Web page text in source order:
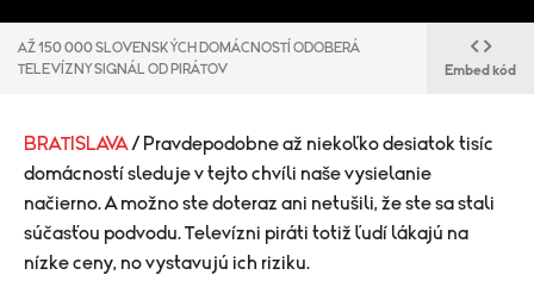
AŽ 150 000 SLOVENSKÝCH DOMÁCNOSTÍ ODOBERÁ
TELEVÍZNY SIGNÁL OD PIRÁTOV
Embed kód
BRATISLAVA / Pravdepodobne až niekoľko desiatok tisíc
domácností sleduje v tejto chvíli naše vysielanie
načierno. A možno ste doteraz ani netušili, že ste sa stali
súčasťou podvodu. Televízni piráti totiž ľudí lákajú na
nízke ceny, no vystavujú ich riziku.